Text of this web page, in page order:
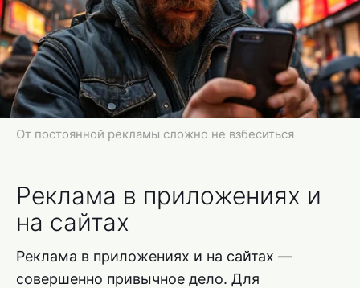
От постоянной рекламы сложно не взбеситься
Реклама в приложениях и
на сайтах
Реклама в приложениях и на сайтах —
совершенно привычное дело. Для